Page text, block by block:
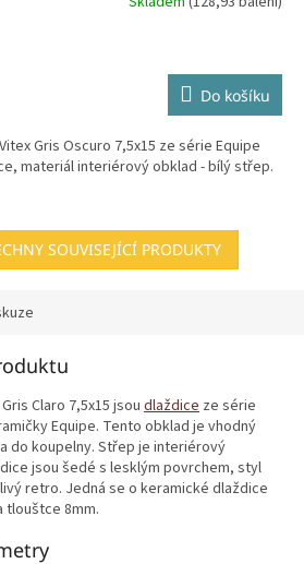
Do košíku
Gris Oscuro 7,5x15 ze série Equipe
materiál interiérový obklad - bílý střep.
SOUVISEJÍCÍ PRODUKTY
Claro 7,5x15 jsou dlaždice ze série
Equipe. Tento obklad je vhodný
do koupelny. Střep je interiérový
jsou šedé s lesklým povrchem, styl
retro. Jedná se o keramické dlaždice
tlouštce 8mm.